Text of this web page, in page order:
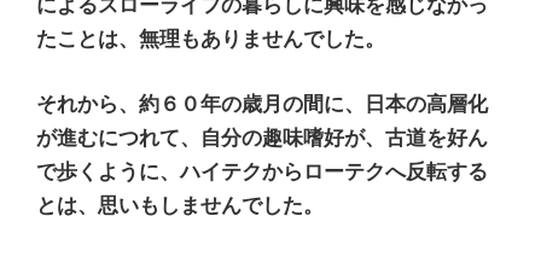
によるスローライフの暮らしに興味を感じなかっ
たことは、無理もありませんでした。
それから、約６０年の歳月の間に、日本の高層化
が進むにつれて、自分の趣味嗜好が、古道を好ん
で歩くように、ハイテクからローテクへ反転する
とは、思いもしませんでした。